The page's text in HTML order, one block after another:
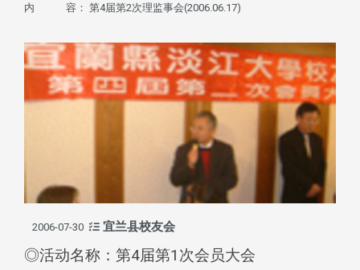
内 容： 第4届第2次理监事会(2006.06.17)
2006-07-30 宜兰县校友会
◎活动名称：第4届第1次会员大会